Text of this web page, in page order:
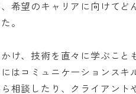
希望のキャリアに向けてど
。
け、技術を直々に学ぶこと
はコミュニケーションスキ
相談したり、クライアント